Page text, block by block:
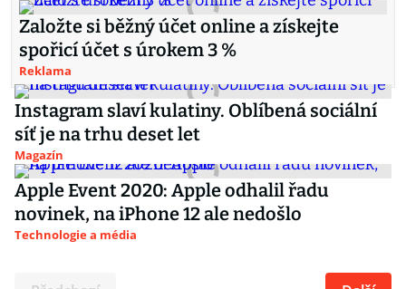
Založte si běžný účet online a získejte
spořicí účet s úrokem 3 %
Reklama
Instagram slaví kulatiny. Oblíbená sociální
síť je na trhu deset let
Magazín
Apple Event 2020: Apple odhalil řadu
novinek, na iPhone 12 ale nedošlo
Technologie a média